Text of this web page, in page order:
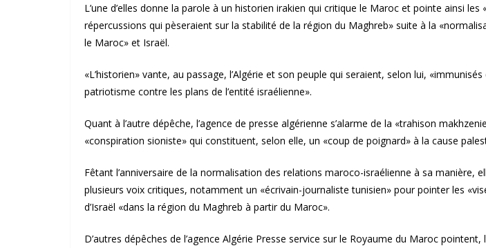
L’une d’elles donne la parole à un historien irakien qui critique le Maroc et pointe ainsi les
répercussions qui pèseraient sur la stabilité de la région du Maghreb» suite à la
le Maroc» et Israël.
«L’historien» vante, au passage, l’Algérie et son peuple qui seraient, selon lui, «immunisés
patriotisme contre les plans de l’entité israélienne».
Quant à l’autre dépêche, l’agence de presse algérienne s’alarme de la «trahison
«conspiration sioniste» qui constituent, selon elle, un «coup de poignard» à la cause
Fêtant l’anniversaire de la normalisation des relations maroco-israélienne à sa manière,
plusieurs voix critiques, notamment un «écrivain-journaliste tunisien» pour pointer les
d’Israël «dans la région du Maghreb à partir du Maroc».
D’autres dépêches de l’agence Algérie Presse service sur le Royaume du Maroc